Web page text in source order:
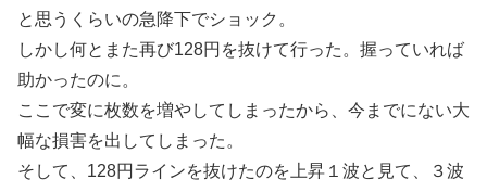
と思うくらいの急降下でショック。
しかし何とまた再び128円を抜けて行った。握っていれば
助かったのに。
ここで変に枚数を増やしてしまったから、今までにない大
幅な損害を出してしまった。
そして、128円ラインを抜けたのを上昇１波と見て、３波